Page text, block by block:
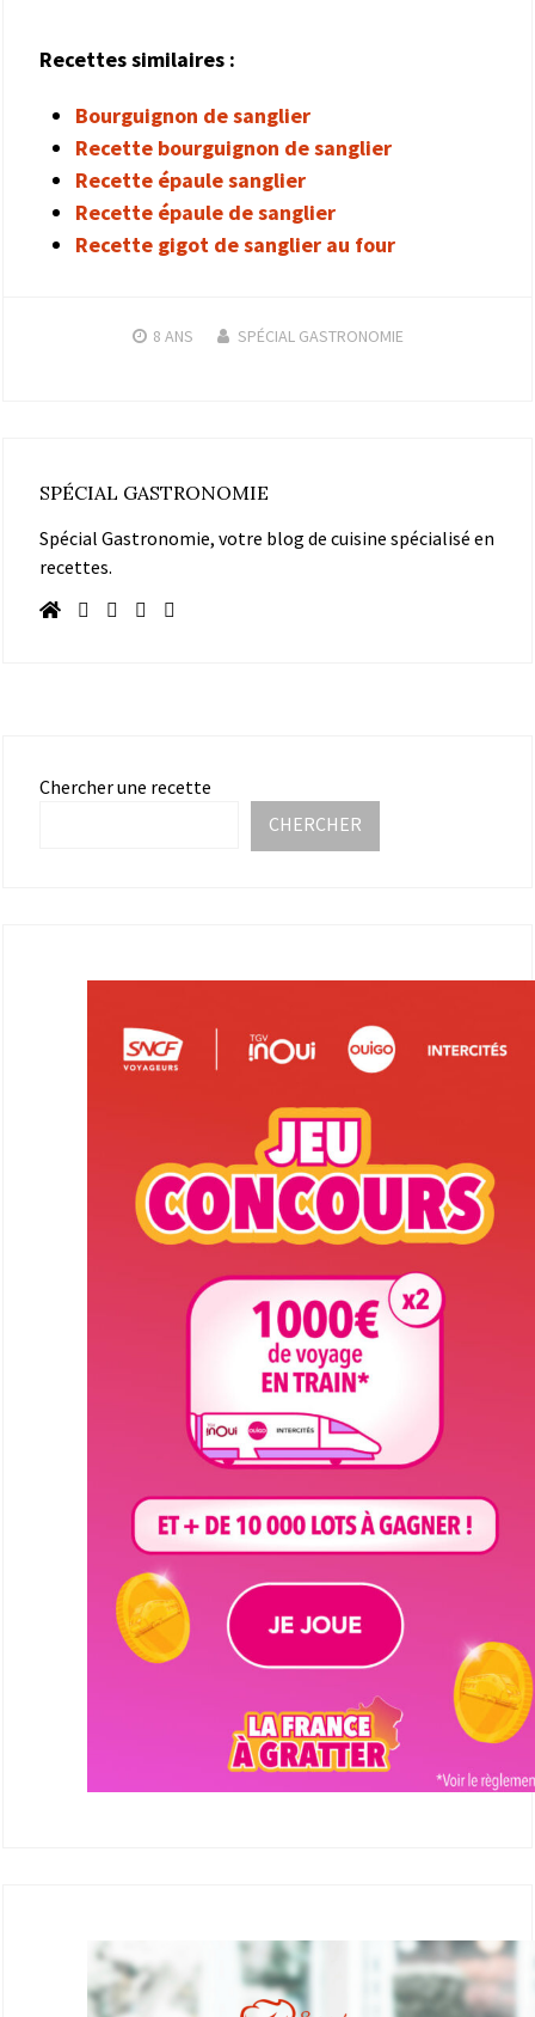
Recettes similaires :
Bourguignon de sanglier
Recette bourguignon de sanglier
Recette épaule sanglier
Recette épaule de sanglier
Recette gigot de sanglier au four
8 ANS SPÉCIAL GASTRONOMIE
SPÉCIAL GASTRONOMIE
Spécial Gastronomie, votre blog de cuisine spécialisé en
recettes.
Chercher une recette
CHERCHER